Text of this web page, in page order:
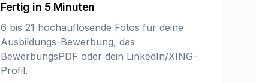
Fertig in 5 Minuten
6 bis 21 hochauflösende Fotos für deine
Ausbildungs-Bewerbung, das
BewerbungsPDF oder dein LinkedIn/XING-
Profil.